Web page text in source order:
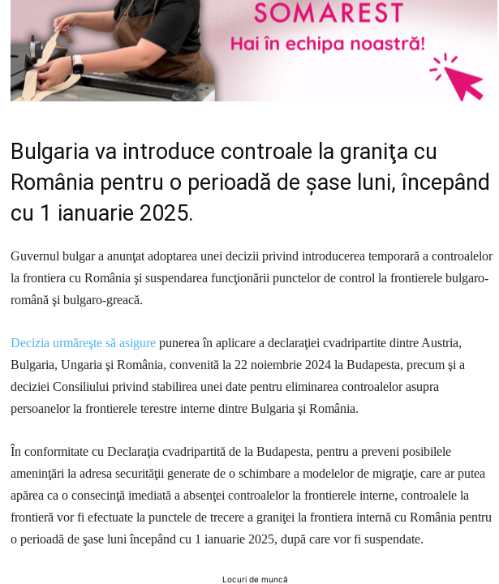
Bulgaria va introduce controale la graniţa cu
România pentru o perioadă de şase luni, începând
cu 1 ianuarie 2025.
Guvernul bulgar a anunţat adoptarea unei decizii privind introducerea temporară a controalelor
la frontiera cu România şi suspendarea funcţionării punctelor de control la frontierele bulgaro-
română şi bulgaro-greacă.
Decizia urmăreşte să asigure punerea în aplicare a declaraţiei cvadripartite dintre Austria,
Bulgaria, Ungaria şi România, convenită la 22 noiembrie 2024 la Budapesta, precum şi a
deciziei Consiliului privind stabilirea unei date pentru eliminarea controalelor asupra
persoanelor la frontierele terestre interne dintre Bulgaria şi România.
În conformitate cu Declaraţia cvadripartită de la Budapesta, pentru a preveni posibilele
ameninţări la adresa securităţii generate de o schimbare a modelelor de migraţie, care ar putea
apărea ca o consecinţă imediată a absenţei controalelor la frontierele interne, controalele la
frontieră vor fi efectuate la punctele de trecere a graniţei la frontiera internă cu România pentru
o perioadă de şase luni începând cu 1 ianuarie 2025, după care vor fi suspendate.
Locuri de muncă